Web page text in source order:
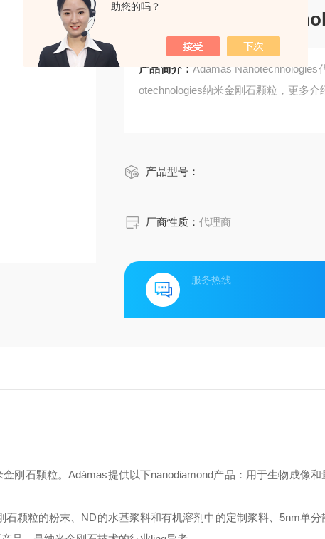
助您的吗？
Adámas
产品简介：Adámas
otechnologies纳米金刚石颗粒，更多介
产品型号：
厂商性质：代理商
服务热线
金刚石颗粒。Adámas提供以下nanodiamond产品：用于生物成像和
颗粒的粉末、 ND的水基浆料和有机溶剂中的定制浆料、 5nm单分